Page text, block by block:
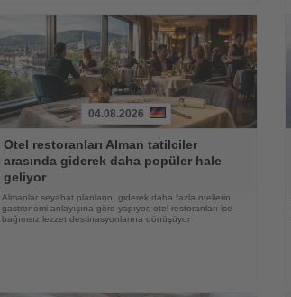
Oku
04.08.2026
Otel restoranları Alman tatilciler
arasında giderek daha popüler hale
geliyor
Almanlar seyahat planlarını giderek daha fazla otellerin
gastronomi anlayışına göre yapıyor, otel restoranları ise
bağımsız lezzet destinasyonlarına dönüşüyor